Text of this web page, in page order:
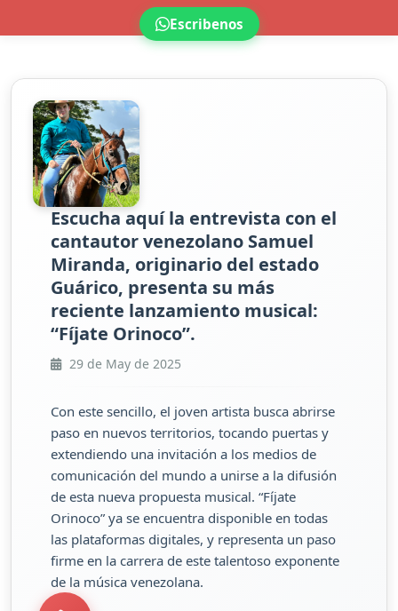
Escribenos
Escucha aquí la entrevista con el
cantautor venezolano Samuel
Miranda, originario del estado
Guárico, presenta su más
reciente lanzamiento musical:
“Fíjate Orinoco”.
29 de May de 2025
Con este sencillo, el joven artista busca abrirse
paso en nuevos territorios, tocando puertas y
extendiendo una invitación a los medios de
comunicación del mundo a unirse a la difusión
de esta nueva propuesta musical. “Fíjate
Orinoco” ya se encuentra disponible en todas
las plataformas digitales, y representa un paso
firme en la carrera de este talentoso exponente
de la música venezolana.